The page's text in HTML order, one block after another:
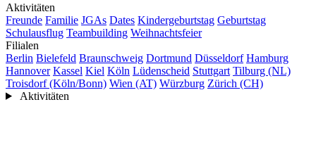
Aktivitäten
Freunde Familie JGAs Dates Kindergeburtstag Geburtstag
Schulausflug Teambuilding Weihnachtsfeier
Filialen
Berlin Bielefeld Braunschweig Dortmund Düsseldorf Hamburg
Hannover Kassel Kiel Köln Lüdenscheid Stuttgart Tilburg (NL)
Troisdorf (Köln/Bonn) Wien (AT) Würzburg Zürich (CH)
Aktivitäten